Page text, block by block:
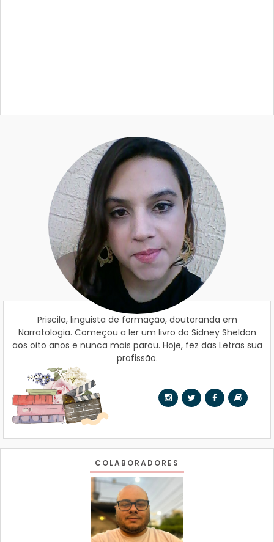
Priscila, linguista de formação, doutoranda em
Narratologia. Começou a ler um livro do Sidney Sheldon
aos oito anos e nunca mais parou. Hoje, fez das Letras sua
profissão.
COLABORADORES